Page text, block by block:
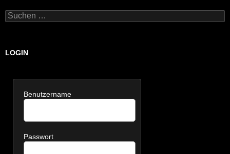
Suchen
nach:
LOGIN
Benutzername
Passwort